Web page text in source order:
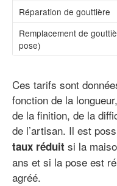
Réparation de gouttière
Remplacement de
pose)
Ces tarifs sont
fonction de la
de la finition, de la
de l’artisan. Il est
taux réduit si la
ans et si la pose est
agréé.